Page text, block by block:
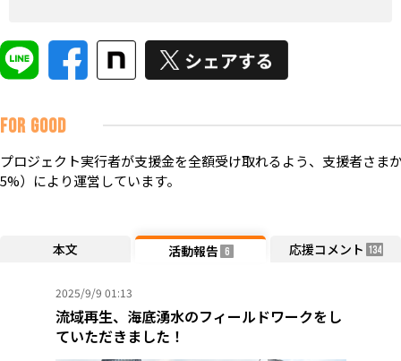
FOR GOOD
プロジェクト実行者が支援金を全額受け取れるよう、支援者さま
5%）により運営しています。
本文 活動報告 6 応援コメント 134
2025/9/9 01:13
流域再生、海底湧水のフィールドワークをし
ていただきました！